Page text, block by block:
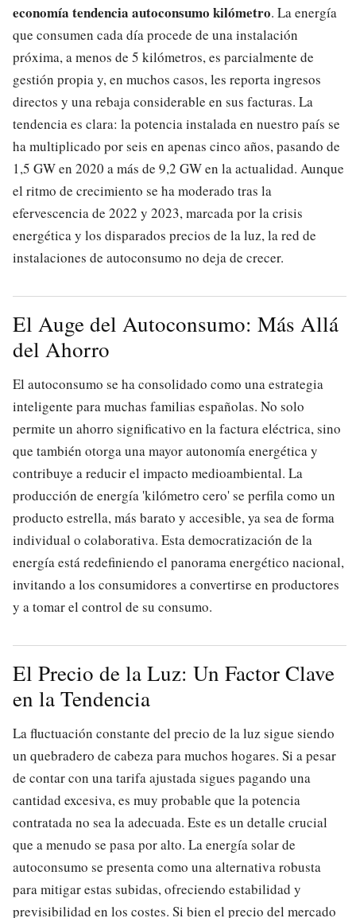
economía tendencia autoconsumo kilómetro. La energía
que consumen cada día procede de una instalación
próxima, a menos de 5 kilómetros, es parcialmente de
gestión propia y, en muchos casos, les reporta ingresos
directos y una rebaja considerable en sus facturas. La
tendencia es clara: la potencia instalada en nuestro país se
ha multiplicado por seis en apenas cinco años, pasando de
1,5 GW en 2020 a más de 9,2 GW en la actualidad. Aunque
el ritmo de crecimiento se ha moderado tras la
efervescencia de 2022 y 2023, marcada por la crisis
energética y los disparados precios de la luz, la red de
instalaciones de autoconsumo no deja de crecer.
El Auge del Autoconsumo: Más Allá
del Ahorro
El autoconsumo se ha consolidado como una estrategia
inteligente para muchas familias españolas. No solo
permite un ahorro significativo en la factura eléctrica, sino
que también otorga una mayor autonomía energética y
contribuye a reducir el impacto medioambiental. La
producción de energía 'kilómetro cero' se perfila como un
producto estrella, más barato y accesible, ya sea de forma
individual o colaborativa. Esta democratización de la
energía está redefiniendo el panorama energético nacional,
invitando a los consumidores a convertirse en productores
y a tomar el control de su consumo.
El Precio de la Luz: Un Factor Clave
en la Tendencia
La fluctuación constante del precio de la luz sigue siendo
un quebradero de cabeza para muchos hogares. Si a pesar
de contar con una tarifa ajustada sigues pagando una
cantidad excesiva, es muy probable que la potencia
contratada no sea la adecuada. Este es un detalle crucial
que a menudo se pasa por alto. La energía solar de
autoconsumo se presenta como una alternativa robusta
para mitigar estas subidas, ofreciendo estabilidad y
previsibilidad en los costes. Si bien el precio del mercado